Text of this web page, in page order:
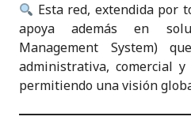
Esta red, extendida por
apoya además en
Management System)
administrativa, comercial
permitiendo una visión